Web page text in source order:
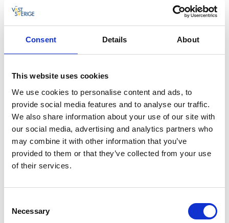
Consent Details About
This website uses cookies
We use cookies to personalise content and ads, to
provide social media features and to analyse our traffic.
We also share information about your use of our site with
our social media, advertising and analytics partners who
may combine it with other information that you’ve
provided to them or that they’ve collected from your use
of their services.
Selection
Necessary
Nationaldagen & midsommar i
Alingsås
Upplev sommarens stora högtider i Alingsås! Här hittar du
firanden, aktiviteter och upplevelser för både nationaldagen
till dans runt midsommarstången och familjevänliga
Fira Sveriges nationaldag tillsammans med vänner och
familj på olika platser runt om i kommunen och njut av
härlig sommarstämning, kultur och gemenskap. När
midsommar närmar sig väntar blomsterkransar, dans,
livemusik och klassiskt midsommarfirande i natursköna
miljöer.
Här samlar vi tips på vad som händer under sommarens